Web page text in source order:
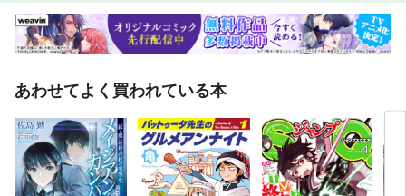
あわせてよく買われている本